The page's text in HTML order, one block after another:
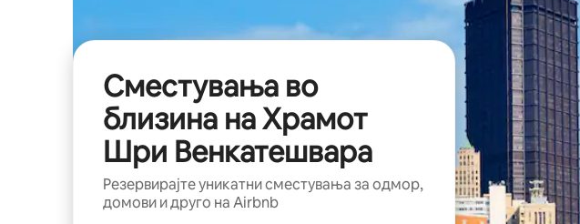
Сместувања во
близина на Храмот
Шри Венкатешвара
Резервирајте уникатни сместувања за одмор,
домови и друго на Airbnb